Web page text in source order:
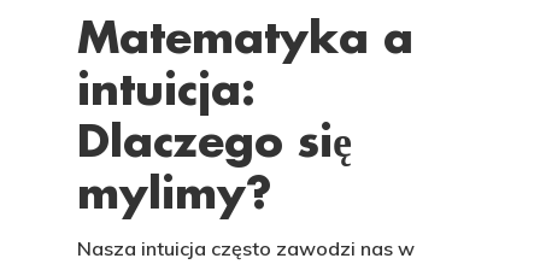
Matematyka a
intuicja:
Dlaczego się
mylimy?
Nasza intuicja często zawodzi nas w